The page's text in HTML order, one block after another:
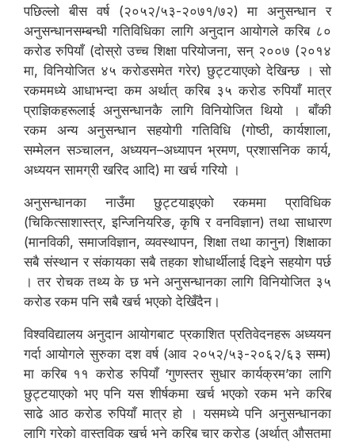
पछिल्लो बीस वर्ष (२०५२/५३-२०७१/७२) मा अनुसन्धान र
अनुसन्धानसम्बन्धी गतिविधिका लागि अनुदान आयोगले करिब ८०
करोड रुपियाँ (दोस्रो उच्च शिक्षा परियोजना, सन् २००७ (२०१४
मा, विनियोजित ४५ करोडसमेत गरेर) छुट्टयाएको देखिन्छ । सो
रकममध्ये आधाभन्दा कम अर्थात् करिब ३५ करोड रुपियाँ मात्र
प्राज्ञिकहरूलाई अनुसन्धानकै लागि विनियोजित थियो । बाँकी
रकम अन्य अनुसन्धान सहयोगी गतिविधि (गोष्ठी, कार्यशाला,
सम्मेलन सञ्चालन, अध्ययन–अध्यापन भ्रमण, प्रशासनिक कार्य,
अध्ययन सामग्री खरिद आदि) मा खर्च गरियो ।
अनुसन्धानका नाउँमा छुट्टयाइएको रकममा प्राविधिक
(चिकित्साशास्त्र, इन्जिनियरिङ, कृषि र वनविज्ञान) तथा साधारण
(मानविकी, समाजविज्ञान, व्यवस्थापन, शिक्षा तथा कानुन) शिक्षाका
सबै संस्थान र संकायका सबै तहका शोधार्थीलाई दिइने सहयोग पर्छ
। तर रोचक तथ्य के छ भने अनुसन्धानका लागि विनियोजित ३५
करोड रकम पनि सबै खर्च भएको देखिँदैन।
विश्वविद्यालय अनुदान आयोगबाट प्रकाशित प्रतिवेदनहरू अध्ययन
गर्दा आयोगले सुरुका दश वर्ष (आव २०५२/५३-२०६२/६३ सम्म)
मा करिब ११ करोड रुपियाँ ‘गुणस्तर सुधार कार्यक्रम’का लागि
छुट्टयाएको भए पनि यस शीर्षकमा खर्च भएको रकम भने करिब
साढे आठ करोड रुपियाँ मात्र हो । यसमध्ये पनि अनुसन्धानका
लागि गरेको वास्तविक खर्च भने करिब चार करोड (अर्थात् औसतमा